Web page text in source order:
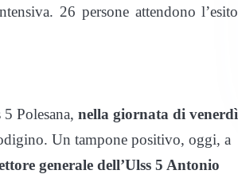
26 persone attendono l’esito
Polesana, nella giornata di venerdì
Un tampone positivo, oggi, a
generale dell’Ulss 5 Antonio